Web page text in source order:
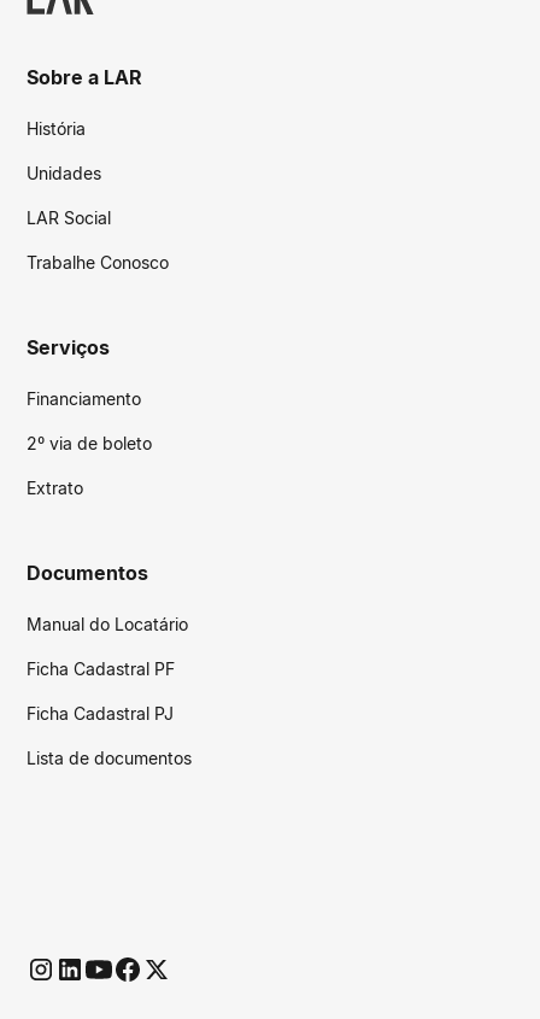
Sobre a LAR
História
Unidades
LAR Social
Trabalhe Conosco
Serviços
Financiamento
2º via de boleto
Extrato
Documentos
Manual do Locatário
Ficha Cadastral PF
Ficha Cadastral PJ
Lista de documentos